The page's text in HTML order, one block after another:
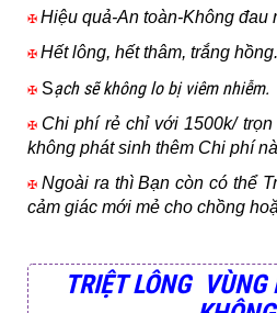
✠ Hiệu quả-An toàn-Không đau
✠ Hết lông, hết thâm, trắng hồng.
✠ Sạch sẽ không lo bị viêm nhiễm.
✠ Chi phí rẻ chỉ với 1500k/
không phát sinh thêm Chi phí
✠ Ngoài ra thì Bạn còn có thể
cảm giác mới mẻ cho chồng
TRIỆT LÔNG